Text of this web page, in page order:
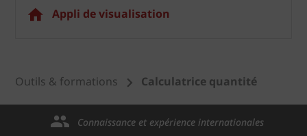
Appli de visualisation
Outils & formations Calculatrice quantité
Connaissance et expérience internationales